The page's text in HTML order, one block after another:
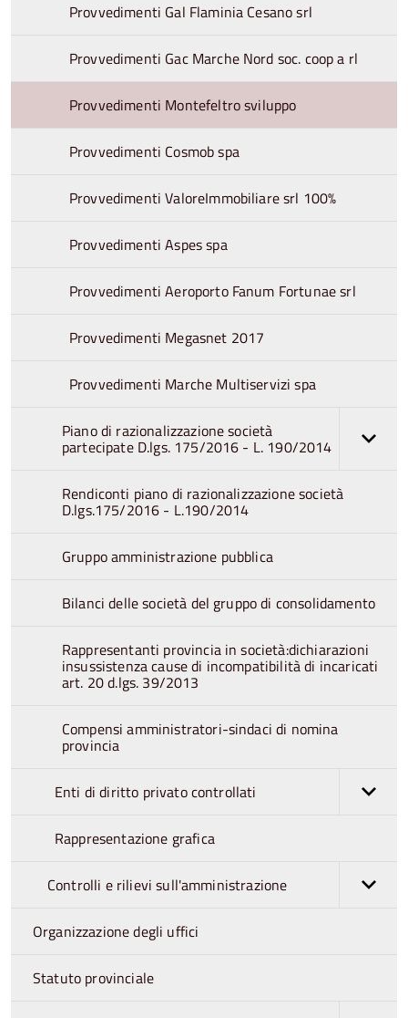
Provvedimenti Gal Flaminia Cesano srl
Provvedimenti Gac Marche Nord soc. coop a rl
Provvedimenti Montefeltro sviluppo
Provvedimenti Cosmob spa
Provvedimenti ValoreImmobiliare srl 100%
Provvedimenti Aspes spa
Provvedimenti Aeroporto Fanum Fortunae srl
Provvedimenti Megasnet 2017
Provvedimenti Marche Multiservizi spa
Piano di razionalizzazione società
partecipate D.lgs. 175/2016 - L. 190/2014
Rendiconti piano di razionalizzazione società
D.lgs.175/2016 - L.190/2014
Gruppo amministrazione pubblica
Bilanci delle società del gruppo di consolidamento
Rappresentanti provincia in società:dichiarazioni
insussistenza cause di incompatibilità di incaricati
art. 20 d.lgs. 39/2013
Compensi amministratori-sindaci di nomina
provincia
Enti di diritto privato controllati
Rappresentazione grafica
Controlli e rilievi sull'amministrazione
Organizzazione degli uffici
Statuto provinciale